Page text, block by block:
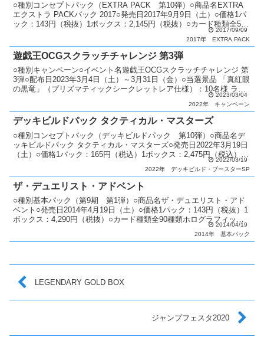
○種別コンセプトパック（EXTRA PACK 第10弾）○商品名EXTRA
エクストラ PACKパック 2017○発売日2017年9月9日（土）○価格1パ
ック：143円（税抜）1ボックス：2,145円（税抜）○カード種類全54
2017/09/09
2017年
EXTRA PACK
遊戯王OCGスクラッチチャレンジ 第3弾
○種別キャンペーン○イベント名遊戯王OCGスクラッチチャレンジ 第
3弾○配布日2023年3月4日（土）～3月31日（金）○当選景品 「真紅眼
の黒竜」（プリズマティックシークレットレア仕様）：10名様 ラバ
2023/03/04
2022年
キャンペーン
デッキビルドパック タクティカル・マスターズ
○種別コンセプトパック（デッキビルドパック 第10弾）○商品名デ
ッキビルドパック タクティカル・マスターズ○発売日2022年3月19日
（土）○価格1パック：165円（税込）1ボックス：2,475円（税込）○
2022/03/19
2022年
デッキビルド・ブースターSP
ザ・デュエリスト・アドベント
○種別基本パック（第9期 第1弾）○商品名ザ・デュエリスト・アド
ベント○発売日2014年4月19日（土）○価格1パック：143円（税抜）1
ボックス：4,290円（税抜）○カード種類全90種類ホログラフィック
2014/04/19
2014年
基本パック
LEGENDARY GOLD BOX
ジャンプフェスタ2020